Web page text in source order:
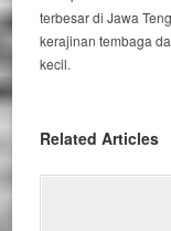
terbesar di Jawa
kerajinan tembaga
kecil.
Related Articles